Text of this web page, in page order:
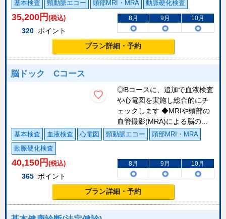
基本検査 頸動脈エコー 頭部MRI・MRA 動脈硬化検査
35,200 円 (税込)
320 ポイント
8月 9月 10月
プラン詳細・予約
脳ドック Cコース
◎Bコースに、追加で血液検査
や心電図を実施し総合的にチ
ェックします ◆MRIや頭部の
血管撮影(MRA)による脳の...
基本検査 血液検査 心電図 頸動脈エコー
頭部MRI・MRA
動脈硬化検査
40,150 円 (税込)
365 ポイント
8月 9月 10月
プラン詳細・予約